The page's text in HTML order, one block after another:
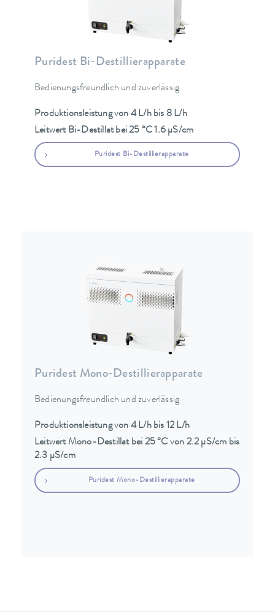
Puridest Bi-Destillierapparate
Bedienungsfreundlich und zuverlässig
Produktionsleistung von 4 L/h bis 8 L/h
Leitwert Bi-Destillat bei 25 °C 1.6 µS/cm
Puridest Bi-Destillierapparate
Puridest Mono-Destillierapparate
Bedienungsfreundlich und zuverlässig
Produktionsleistung von 4 L/h bis 12 L/h
Leitwert Mono-Destillat bei 25 °C von 2.2 µS/cm bis
2.3 µS/cm
Puridest Mono-Destillierapparate